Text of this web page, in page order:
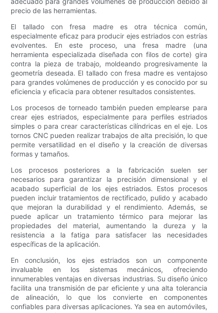
precio de las herramientas.
El tallado con fresa madre es otra técnica común,
especialmente eficaz para producir ejes estriados con estrías
evolventes. En este proceso, una fresa madre (una
herramienta especializada diseñada con filos de corte) gira
contra la pieza de trabajo, moldeando progresivamente la
geometría deseada. El tallado con fresa madre es ventajoso
para grandes volúmenes de producción y es conocido por su
eficiencia y eficacia para obtener resultados consistentes.
Los procesos de torneado también pueden emplearse para
crear ejes estriados, especialmente para perfiles estriados
simples o para crear características cilíndricas en el eje. Los
tornos CNC pueden realizar trabajos de alta precisión, lo que
permite versatilidad en el diseño y la creación de diversas
formas y tamaños.
Los procesos posteriores a la fabricación suelen ser
necesarios para garantizar la precisión dimensional y el
acabado superficial de los ejes estriados. Estos procesos
pueden incluir tratamientos de rectificado, pulido y acabado
que mejoran la durabilidad y el rendimiento. Además, se
puede aplicar un tratamiento térmico para mejorar las
propiedades del material, aumentando la dureza y la
resistencia a la fatiga para satisfacer las necesidades
específicas de la aplicación.
En conclusión, los ejes estriados son un componente
invaluable en los sistemas mecánicos, ofreciendo
innumerables ventajas en diversas industrias. Su diseño único
facilita una transmisión de par eficiente y una alta tolerancia
de alineación, lo que los convierte en componentes
confiables para diversas aplicaciones. Ya sea en automóviles,